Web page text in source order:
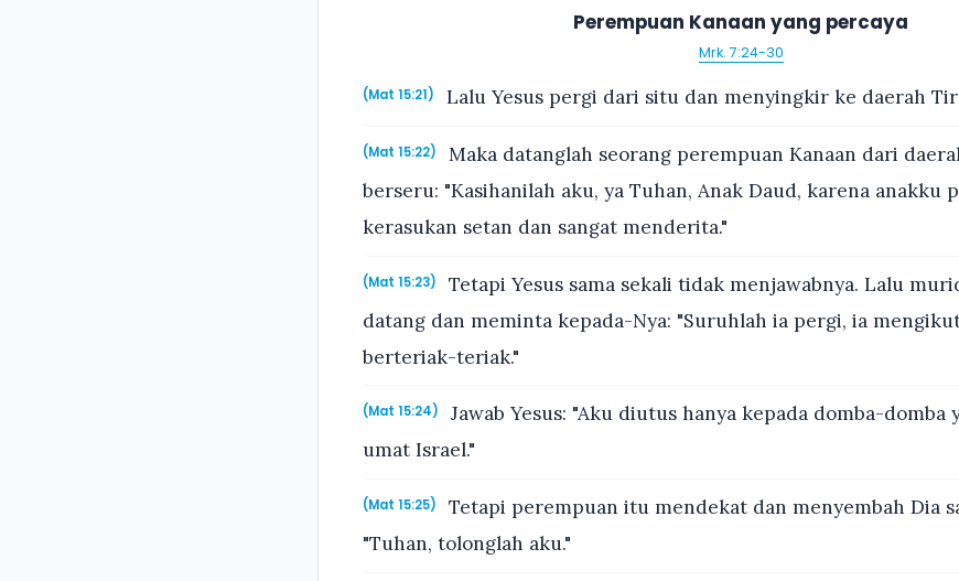
Perempuan Kanaan yang percaya
Mrk. 7:24-30
(Mat 15:21) Lalu Yesus pergi dari situ dan menyingkir ke daerah
(Mat 15:22)
Maka datanglah seorang perempuan Kanaan dari
berseru: "Kasihanilah aku, ya Tuhan, Anak Daud, karena anakku
kerasukan setan dan sangat menderita."
(Mat 15:23)
Tetapi Yesus sama sekali tidak menjawabnya. Lalu
datang dan meminta kepada-Nya: "Suruhlah ia pergi, ia
berteriak-teriak."
(Mat 15:24)
Jawab Yesus: "Aku diutus hanya kepada domba-domba
umat Israel."
(Mat 15:25)
Tetapi perempuan itu mendekat dan menyembah Dia
"Tuhan, tolonglah aku."